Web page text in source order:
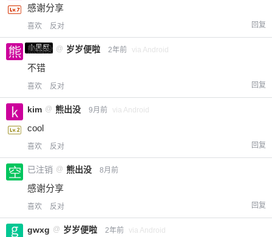
感谢分享
喜欢 反对 回复
小黑屋
熊出没 @ 岁岁便啦 2年前 via Android
不错
喜欢 反对 回复
kim @ 熊出没 9月前 via Android
cool
喜欢 反对 回复
已注销 @ 熊出没 8月前
感谢分享
喜欢 反对 回复
gwxg @ 岁岁便啦 2年前 via Android